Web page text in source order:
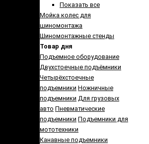
Показать все
Мойка колес для
шиномонтажа
Шиномонтажные стенды
Товар дня
Подъемное оборудование
Двухстоечные подъёмники
Четырёхстоечные
подъемники Ножничные
подъемники Для грузовых
авто Пневматические
подъемники Подъемники для
мототехники
Канавные подъемники